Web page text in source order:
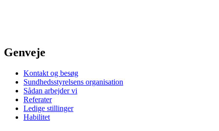
Genveje
Kontakt og besøg
Sundhedsstyrelsens organisation
Sådan arbejder vi
Referater
Ledige stillinger
Habilitet